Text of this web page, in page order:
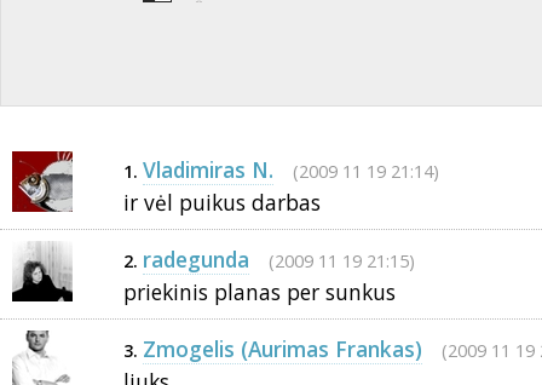
1. Vladimiras N. (2009 11 19 21:14)
ir vėl puikus darbas
2. radegunda (2009 11 19 21:15)
priekinis planas per sunkus
3. Zmogelis (Aurimas Frankas) (2009 11 19